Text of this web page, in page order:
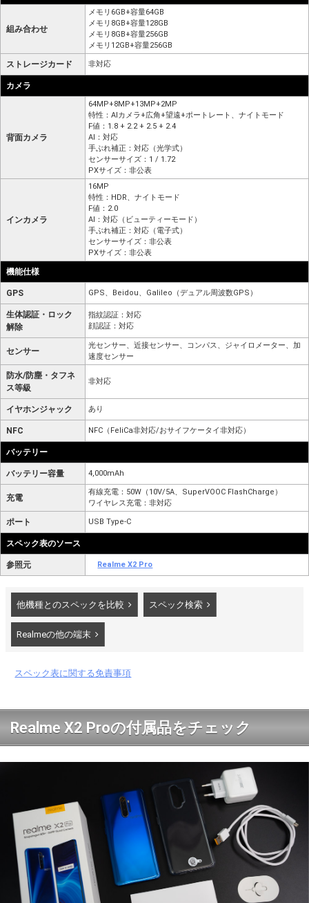
組み合わせ
メモリ6GB+容量64GB
メモリ8GB+容量128GB
メモリ8GB+容量256GB
メモリ12GB+容量256GB
ストレージカード 非対応
カメラ
背面カメラ
64MP+8MP+13MP+2MP
特性：AIカメラ+広角+望遠+ポートレート、ナイトモード
F値：1.8 + 2.2 + 2.5 + 2.4
AI：対応
手ぶれ補正：対応（光学式）
センサーサイズ：1 / 1.72
PXサイズ：非公表
インカメラ
16MP
特性：HDR、ナイトモード
F値：2.0
AI：対応（ビューティーモード）
手ぶれ補正：対応（電子式）
センサーサイズ：非公表
PXサイズ：非公表
機能仕様
GPS GPS、Beidou、Galileo（デュアル周波数GPS）
生体認証・ロック
解除
指紋認証：対応
顔認証：対応
センサー
光センサー、近接センサー、コンパス、ジャイロメーター、加
速度センサー
防水/防塵・タフネ
ス等級
非対応
イヤホンジャック あり
NFC NFC（FeliCa非対応/おサイフケータイ非対応）
バッテリー
バッテリー容量 4,000mAh
充電
有線充電：50W（10V/5A、SuperVOOC FlashCharge）
ワイヤレス充電：非対応
ポート USB Type-C
スペック表のソース
参照元 Realme X2 Pro
他機種とのスペックを比較 スペック検索
Realmeの他の端末
スペック表に関する免責事項
Realme X2 Proの付属品をチェック